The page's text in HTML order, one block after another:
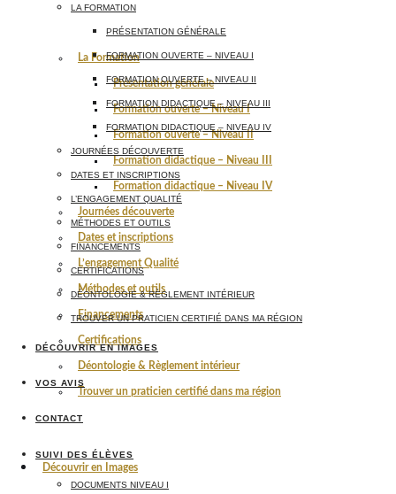
La Formation
Présentation générale
Formation ouverte – Niveau I
Formation ouverte – Niveau II
Formation didactique – Niveau III
Formation didactique – Niveau IV
Journées découverte
Dates et inscriptions
L’engagement Qualité
Méthodes et outils
Financements
Certifications
Déontologie & Règlement intérieur
Trouver un praticien certifié dans ma région
Découvrir en Images
LA FORMATION
PRÉSENTATION GÉNÉRALE
FORMATION OUVERTE – NIVEAU I
FORMATION OUVERTE – NIVEAU II
FORMATION DIDACTIQUE – NIVEAU III
FORMATION DIDACTIQUE – NIVEAU IV
JOURNÉES DÉCOUVERTE
DATES ET INSCRIPTIONS
L’ENGAGEMENT QUALITÉ
MÉTHODES ET OUTILS
FINANCEMENTS
CERTIFICATIONS
DÉONTOLOGIE & RÈGLEMENT INTÉRIEUR
TROUVER UN PRATICIEN CERTIFIÉ DANS MA RÉGION
DÉCOUVRIR EN IMAGES
VOS AVIS
CONTACT
SUIVI DES ÉLÈVES
DOCUMENTS NIVEAU I